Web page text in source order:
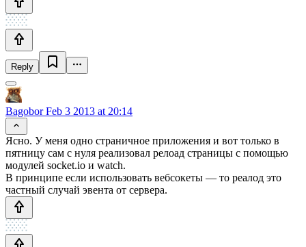
Reply
BagoborFeb 3 2013 at 20:14
Ясно. У меня одно страничное приложения и вот только в
пятницу сам с нуля реализовал релоад страницы с помощью
модулей socket.io и watch.
В принципе если использовать вебсокеты — то реалод это
частный случай эвента от сервера.